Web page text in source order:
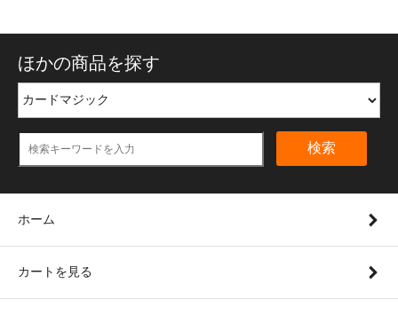
ほかの商品を探す
検索
ホーム
カートを見る